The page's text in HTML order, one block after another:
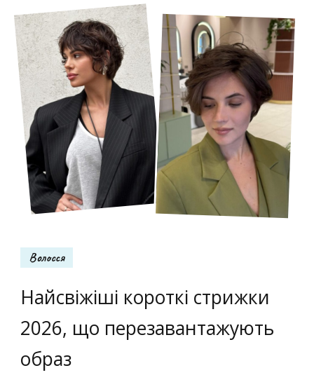
Волосся
Найсвіжіші короткі стрижки
2026, що перезавантажують
образ